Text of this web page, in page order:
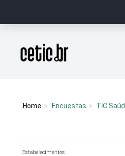
Página inicial
Home Encuestas TIC
Estabelecimentos